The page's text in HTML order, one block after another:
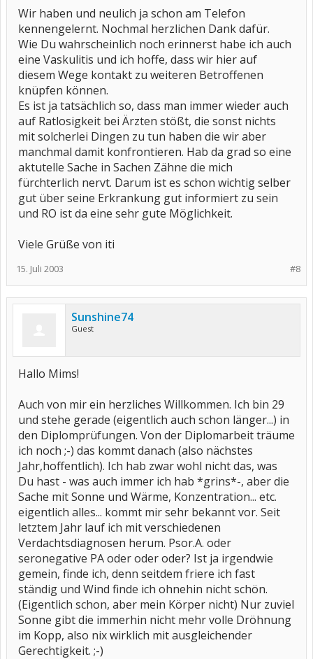
Wir haben und neulich ja schon am Telefon
kennengelernt. Nochmal herzlichen Dank dafür.
Wie Du wahrscheinlich noch erinnerst habe ich auch
eine Vaskulitis und ich hoffe, dass wir hier auf
diesem Wege kontakt zu weiteren Betroffenen
knüpfen können.
Es ist ja tatsächlich so, dass man immer wieder auch
auf Ratlosigkeit bei Ärzten stößt, die sonst nichts
mit solcherlei Dingen zu tun haben die wir aber
manchmal damit konfrontieren. Hab da grad so eine
aktutelle Sache in Sachen Zähne die mich
fürchterlich nervt. Darum ist es schon wichtig selber
gut über seine Erkrankung gut informiert zu sein
und RO ist da eine sehr gute Möglichkeit.
Viele Grüße von iti
#8
15. Juli 2003
Sunshine74
Guest
Hallo Mims!
Auch von mir ein herzliches Willkommen. Ich bin 29
und stehe gerade (eigentlich auch schon länger...) in
den Diplomprüfungen. Von der Diplomarbeit träume
ich noch ;-) das kommt danach (also nächstes
Jahr,hoffentlich). Ich hab zwar wohl nicht das, was
Du hast - was auch immer ich hab *grins*-, aber die
Sache mit Sonne und Wärme, Konzentration... etc.
eigentlich alles... kommt mir sehr bekannt vor. Seit
letztem Jahr lauf ich mit verschiedenen
Verdachtsdiagnosen herum. Psor.A. oder
seronegative PA oder oder oder? Ist ja irgendwie
gemein, finde ich, denn seitdem friere ich fast
ständig und Wind finde ich ohnehin nicht schön.
(Eigentlich schon, aber mein Körper nicht) Nur zuviel
Sonne gibt die immerhin nicht mehr volle Dröhnung
im Kopp, also nix wirklich mit ausgleichender
Gerechtigkeit. ;-)